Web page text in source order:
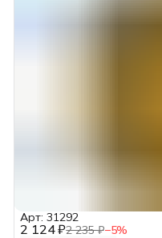
2 124 ₽2 235 ₽−5%
Арт: 31292